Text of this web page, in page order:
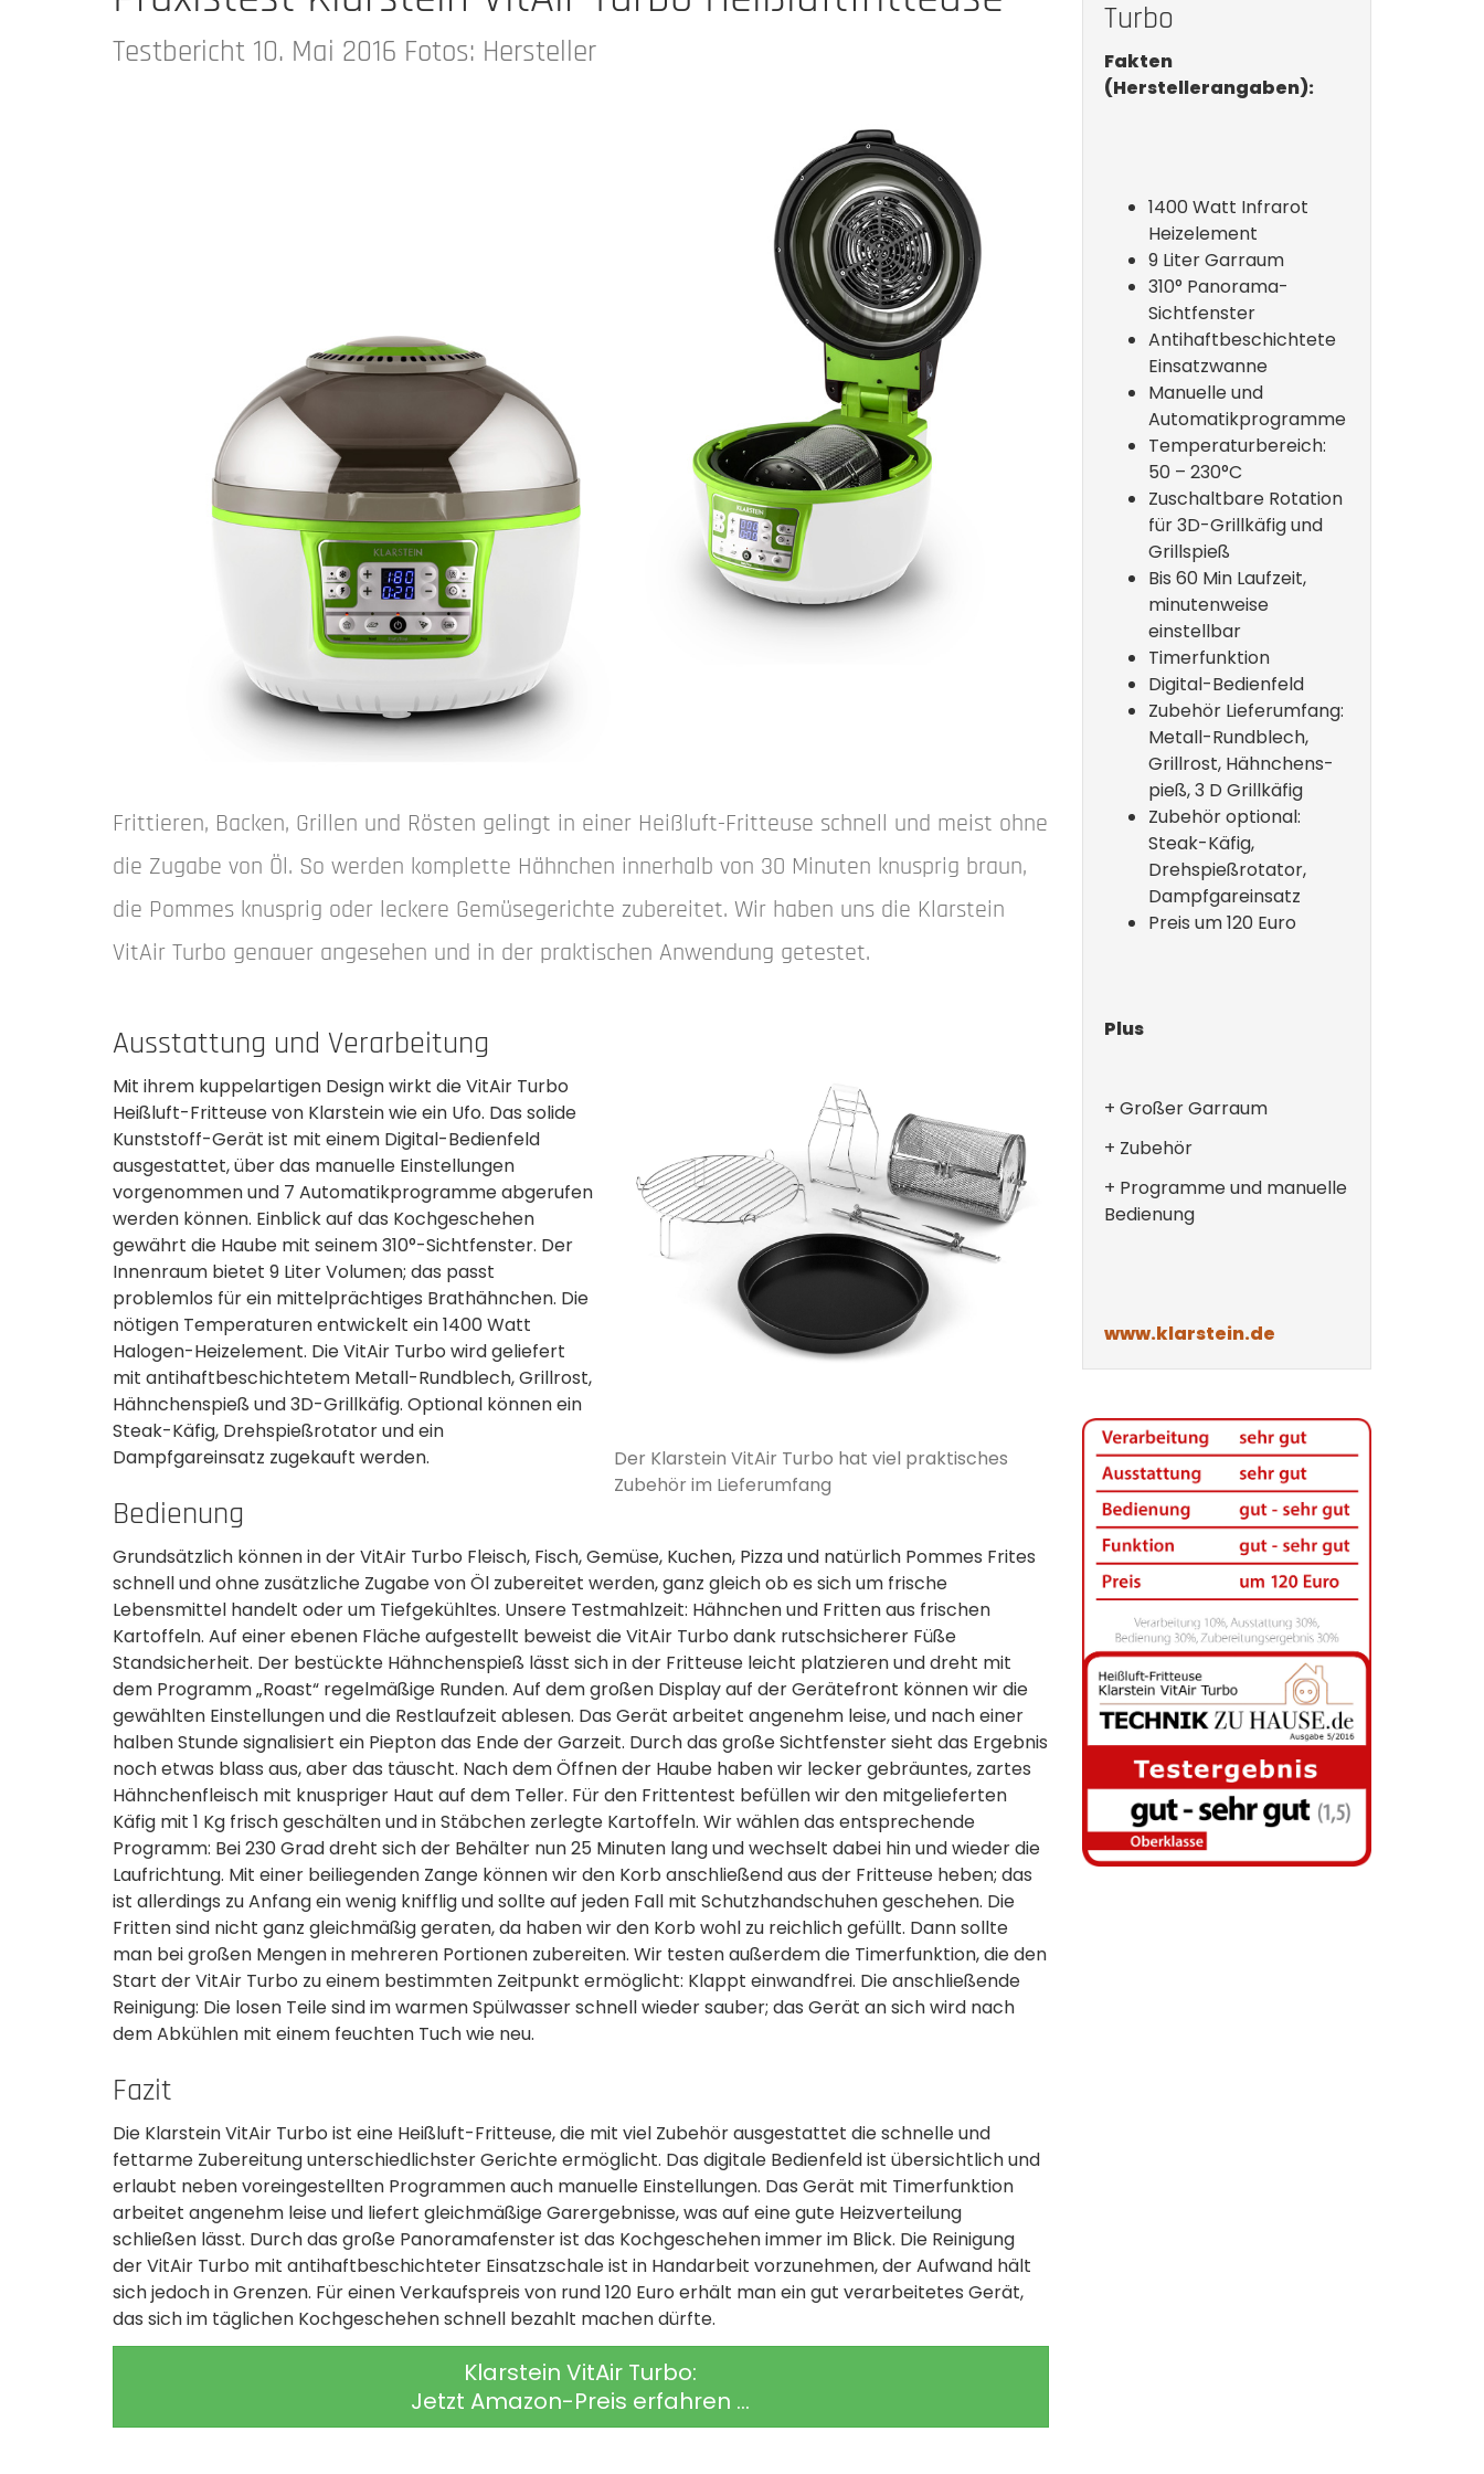
Testbericht 10. Mai 2016 Fotos: Hersteller
Frittieren, Backen, Grillen und Rösten gelingt in einer Heißluft-Fritteuse schnell und meist ohne
die Zugabe von Öl. So werden komplette Hähnchen innerhalb von 30 Minuten knusprig braun,
die Pommes knusprig oder leckere Gemüsegerichte zubereitet. Wir haben uns die Klarstein
VitAir Turbo genauer angesehen und in der praktischen Anwendung getestet.
Der Klarstein VitAir Turbo hat viel praktisches
Zubehör im Lieferumfang­
Ausstattung und Verarbeitung
Mit ihrem kuppelartigen Design wirkt die VitAir Turbo
Heißluft-Fritteuse von Klarstein wie ein Ufo. Das solide
Kunststoff-Gerät ist mit einem Digital-Bedienfeld
ausgestattet, über das manuelle Einstellungen
vorgenommen und 7 Automatikprogramme abgerufen
werden können. Einblick auf das Kochgeschehen
gewährt die Haube mit seinem 310°-Sichtfenster. Der
Innenraum bietet 9 Liter Volumen; das passt
problemlos für ein mittelprächtiges Brathähnchen. Die
nötigen Temperaturen entwickelt ein 1400 Watt
Halogen-Heizelement. Die VitAir Turbo wird geliefert
mit antihaftbeschichtetem Metall-Rundblech, Grillrost,
Hähnchenspieß und 3D-Grillkäfig. Optional können ein
Steak-Käfig, Drehspießrotator und ein
Dampfgareinsatz zugekauft werden.
Bedienung
Grundsätzlich können in der VitAir Turbo Fleisch, Fisch, Gemüse, Kuchen, Pizza und natürlich Pommes Frites
schnell und ohne zusätzliche Zugabe von Öl zubereitet werden, ganz gleich ob es sich um frische
Lebensmittel handelt oder um Tiefgekühltes. Unsere Testmahlzeit: Hähnchen und Fritten aus frischen
Kartoffeln. Auf einer ebenen Fläche aufgestellt beweist die VitAir Turbo dank rutschsicherer Füße
Standsicherheit. Der bestückte Hähnchenspieß lässt sich in der Fritteuse leicht platzieren und dreht mit
dem Programm „Roast“ regelmäßige Runden. Auf dem großen Display auf der Gerätefront können wir die
gewählten Einstellungen und die Restlaufzeit ablesen. Das Gerät arbeitet angenehm leise, und nach einer
halben Stunde signalisiert ein Piepton das Ende der Garzeit. Durch das große Sichtfenster sieht das Ergebnis
noch etwas blass aus, aber das täuscht. Nach dem Öffnen der Haube haben wir lecker gebräuntes, zartes
Hähnchenfleisch mit knuspriger Haut auf dem Teller. Für den Frittentest befüllen wir den mitgelieferten
Käfig mit 1 Kg frisch geschälten und in Stäbchen zerlegte Kartoffeln. Wir wählen das entsprechende
Programm: Bei 230 Grad dreht sich der Behälter nun 25 Minuten lang und wechselt dabei hin und wieder die
Laufrichtung. Mit einer beiliegenden Zange können wir den Korb anschließend aus der Fritteuse heben; das
ist allerdings zu Anfang ein wenig knifflig und sollte auf jeden Fall mit Schutzhandschuhen geschehen. Die
Fritten sind nicht ganz gleichmäßig geraten, da haben wir den Korb wohl zu reichlich gefüllt. Dann sollte
man bei großen Mengen in mehreren Portionen zubereiten. Wir testen außerdem die Timerfunktion, die den
Start der VitAir Turbo zu einem bestimmten Zeitpunkt ermöglicht: Klappt einwandfrei. Die anschließende
Reinigung: Die losen Teile sind im warmen Spülwasser schnell wieder­ sauber; das Gerät an sich wird nach
dem Abkühlen mit einem feuchten Tuch wie neu.
Fazit
Die Klarstein VitAir Turbo ist eine Heißluft-Fritteuse, die mit viel Zubehör ausgestattet die schnelle und
fettarme Zubereitung unterschiedlichster Gerichte ermöglicht. Das digitale Bedienfeld ist übersichtlich und
erlaubt neben voreingestellten Programmen auch manuelle Einstellungen. Das Gerät mit Timerfunktion
arbeitet angenehm leise und liefert gleichmäßige Garergebnisse, was auf eine gute Heizverteilung
schließen lässt. Durch das große Panoramafenster ist das Kochgeschehen immer im Blick. Die Reinigung
der VitAir Turbo mit antihaftbeschichteter Einsatzschale ist in Handarbeit vorzunehmen, der Aufwand hält
sich jedoch in Grenzen. Für einen Verkaufspreis von rund 120 Euro erhält man ein gut verarbeitetes Gerät,
das sich im täglichen Kochgeschehen schnell bezahlt machen dürfte.
Klarstein VitAir Turbo:
Jetzt Amazon-Preis erfahren ...
Turbo
Fakten
(Herstellerangaben):
1400 Watt Infrarot
Heizelement
9 Liter Garraum
310° Panorama-
Sichtfenster
Antihaftbeschichtete
Einsatzwanne
Manuelle und
Automatikprogramme
Temperaturbereich:
50 – 230°C
Zuschaltbare Rotation
für 3D-Grillkäfig und
Grillspieß
Bis 60 Min Laufzeit,
minutenweise
einstellbar
Timerfunktion
Digital-Bedienfeld
Zubehör Lieferumfang:
Metall-Rundblech,
Grillrost, Hähnchens­
pieß, 3 D Grillkäfig
Zubehör optional:
Steak-Käfig,
Drehspießrotator,
Dampfgareinsatz
Preis um 120 Euro
Plus
+ Großer Garraum
+ Zubehör
+ Programme und manuelle
Bedienung
www.klarstein.de